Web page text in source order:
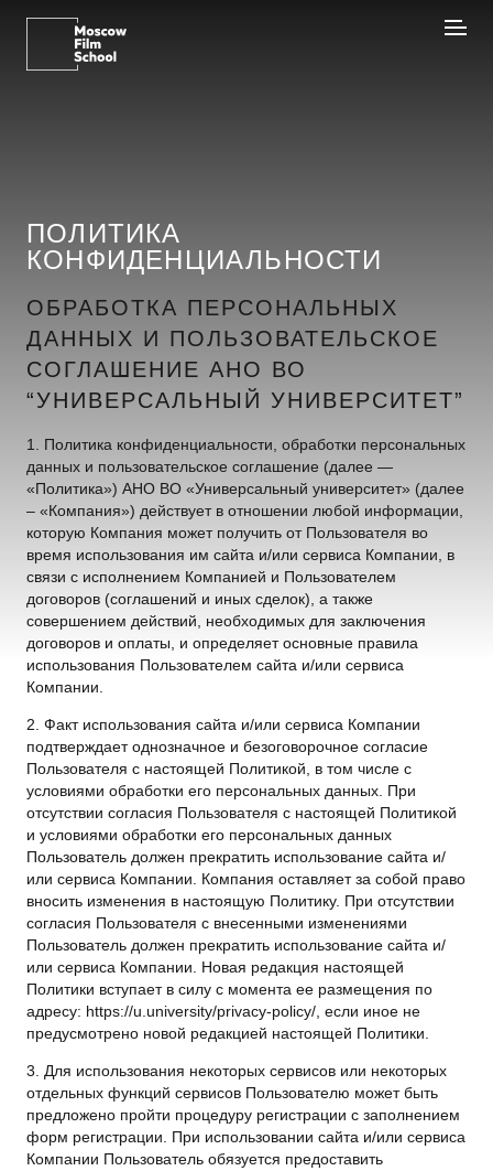
ПОЛИТИКА
КОНФИДЕНЦИАЛЬНОСТИ
ОБРАБОТКА ПЕРСОНАЛЬНЫХ
ДАННЫХ И ПОЛЬЗОВАТЕЛЬСКОЕ
СОГЛАШЕНИЕ АНО ВО
“УНИВЕРСАЛЬНЫЙ УНИВЕРСИТЕТ”
1. Политика конфиденциальности, обработки персональных
данных и пользовательское соглашение (далее —
«Политика») АНО ВО «Универсальный университет» (далее
– «Компания») действует в отношении любой информации,
которую Компания может получить от Пользователя во
время использования им сайта и/или сервиса Компании, в
связи с исполнением Компанией и Пользователем
договоров (соглашений и иных сделок), а также
совершением действий, необходимых для заключения
договоров и оплаты, и определяет основные правила
использования Пользователем сайта и/или сервиса
Компании.
2. Факт использования сайта и/или сервиса Компании
подтверждает однозначное и безоговорочное согласие
Пользователя с настоящей Политикой, в том числе с
условиями обработки его персональных данных. При
отсутствии согласия Пользователя с настоящей Политикой
и условиями обработки его персональных данных
Пользователь должен прекратить использование сайта и/
или сервиса Компании. Компания оставляет за собой право
вносить изменения в настоящую Политику. При отсутствии
согласия Пользователя с внесенными изменениями
Пользователь должен прекратить использование сайта и/
или сервиса Компании. Новая редакция настоящей
Политики вступает в силу с момента ее размещения по
адресу: https://u.university/privacy-policy/, если иное не
предусмотрено новой редакцией настоящей Политики.
3. Для использования некоторых сервисов или некоторых
отдельных функций сервисов Пользователю может быть
предложено пройти процедуру регистрации с заполнением
форм регистрации. При использовании сайта и/или сервиса
Компании Пользователь обязуется предоставить